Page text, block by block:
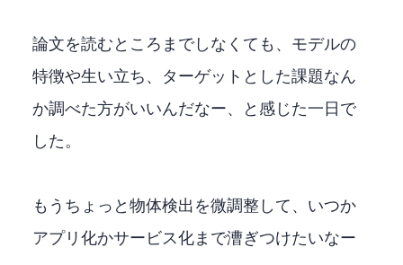
論文を読むところまでしなくても、AIモデルの
特徴や生い立ち、ターゲットとした課題なん
か調べた方がいいんだなー、と感じた一日で
した。
もうちょっと物体検出を微調整して、いつか
アプリ化かサービス化まで漕ぎつけたいなー